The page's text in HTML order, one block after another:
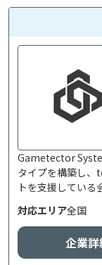
Gametector
タイプを構築し、
トを支援している
対応エリア全国
企業詳